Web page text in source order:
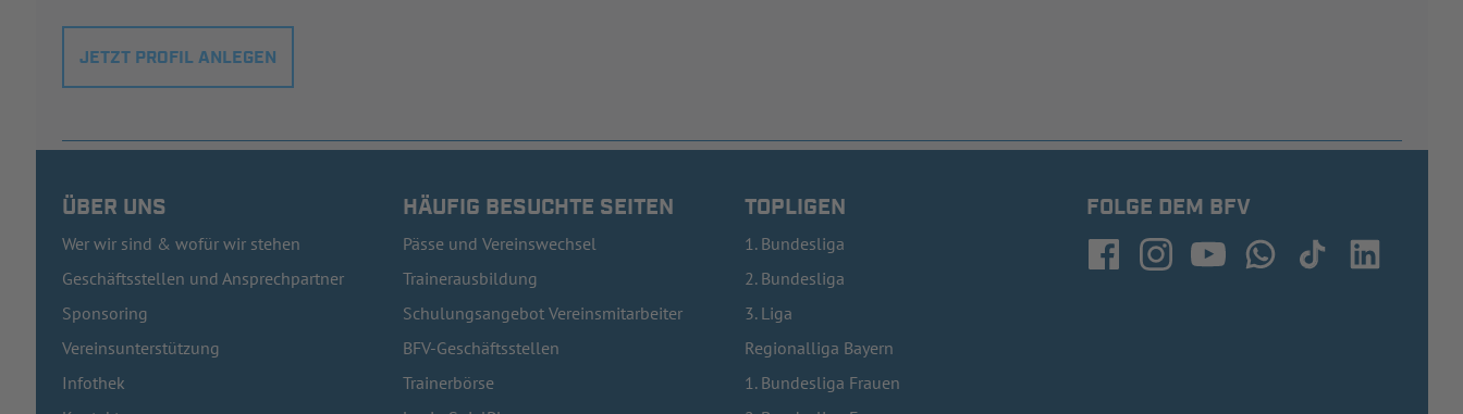
JETZT PROFIL ANLEGEN
ÜBER UNS
Wer wir sind & wofür wir stehen
Geschäftsstellen und Ansprechpartner
Sponsoring
Vereinsunterstützung
Infothek
HÄUFIG BESUCHTE SEITEN
Pässe und Vereinswechsel
Trainerausbildung
Schulungsangebot Vereinsmitarbeiter
BFV-Geschäftsstellen
Trainerbörse
TOPLIGEN
1. Bundesliga
2. Bundesliga
3. Liga
Regionalliga Bayern
1. Bundesliga Frauen
FOLGE DEM BFV